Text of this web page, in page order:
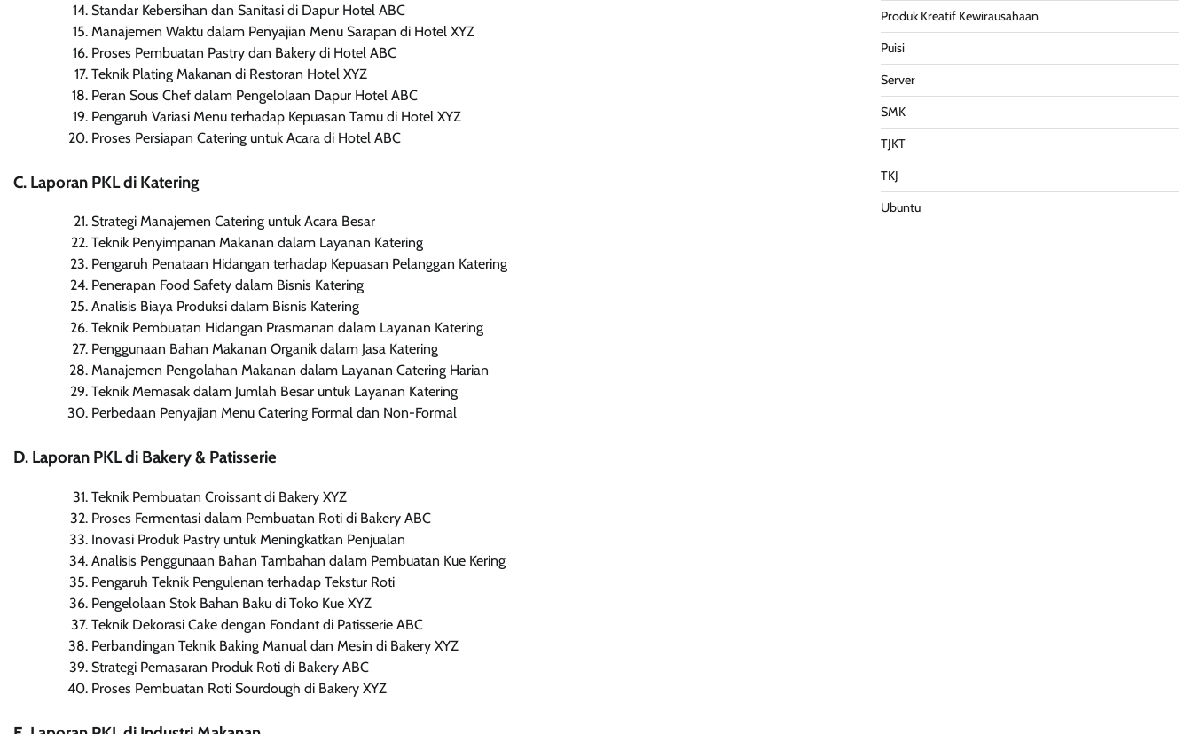
Standar Kebersihan dan Sanitasi di Dapur Hotel ABC
Manajemen Waktu dalam Penyajian Menu Sarapan di Hotel XYZ
Proses Pembuatan Pastry dan Bakery di Hotel ABC
Teknik Plating Makanan di Restoran Hotel XYZ
Peran Sous Chef dalam Pengelolaan Dapur Hotel ABC
Pengaruh Variasi Menu terhadap Kepuasan Tamu di Hotel XYZ
Proses Persiapan Catering untuk Acara di Hotel ABC
C. Laporan PKL di Katering
Strategi Manajemen Catering untuk Acara Besar
Teknik Penyimpanan Makanan dalam Layanan Katering
Pengaruh Penataan Hidangan terhadap Kepuasan Pelanggan Katering
Penerapan Food Safety dalam Bisnis Katering
Analisis Biaya Produksi dalam Bisnis Katering
Teknik Pembuatan Hidangan Prasmanan dalam Layanan Katering
Penggunaan Bahan Makanan Organik dalam Jasa Katering
Manajemen Pengolahan Makanan dalam Layanan Catering Harian
Teknik Memasak dalam Jumlah Besar untuk Layanan Katering
Perbedaan Penyajian Menu Catering Formal dan Non-Formal
D. Laporan PKL di Bakery & Patisserie
Teknik Pembuatan Croissant di Bakery XYZ
Proses Fermentasi dalam Pembuatan Roti di Bakery ABC
Inovasi Produk Pastry untuk Meningkatkan Penjualan
Analisis Penggunaan Bahan Tambahan dalam Pembuatan Kue Kering
Pengaruh Teknik Pengulenan terhadap Tekstur Roti
Pengelolaan Stok Bahan Baku di Toko Kue XYZ
Teknik Dekorasi Cake dengan Fondant di Patisserie ABC
Perbandingan Teknik Baking Manual dan Mesin di Bakery XYZ
Strategi Pemasaran Produk Roti di Bakery ABC
Proses Pembuatan Roti Sourdough di Bakery XYZ
Produk Kreatif Kewirausahaan
Puisi
Server
SMK
TJKT
TKJ
Ubuntu